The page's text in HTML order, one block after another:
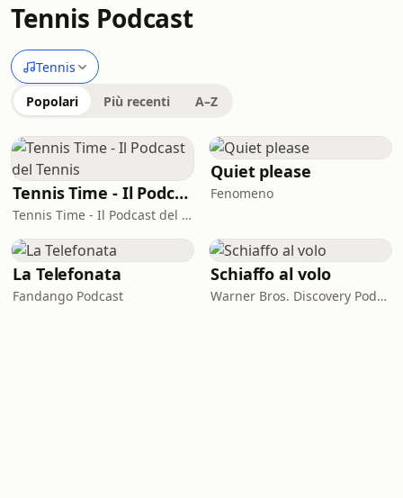
Tennis Podcast
Tennis
Popolari Più recenti A–Z
Tennis Time - Il Podcast del Tennis
Tennis Time - Il Podcast del Tennis
Quiet please
Fenomeno
La Telefonata
Fandango Podcast
Schiaffo al volo
Warner Bros. Discovery Podcast